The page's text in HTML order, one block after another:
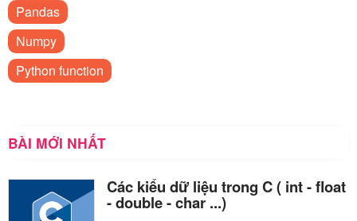
Pandas
Numpy
Python function
BÀI MỚI NHẤT
Các kiểu dữ liệu trong C ( int - float
- double - char ...)